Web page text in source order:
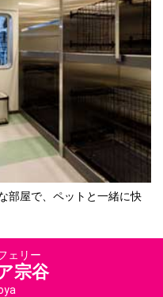
部屋で、ペットと一緒に快
ェリー
宗谷